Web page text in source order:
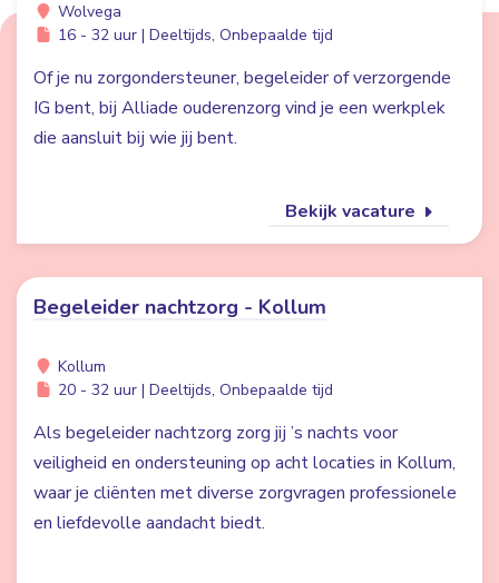
Wolvega
16 - 32 uur | Deeltijds, Onbepaalde tijd
Of je nu zorgondersteuner, begeleider of verzorgende
IG bent, bij Alliade ouderenzorg vind je een werkplek
die aansluit bij wie jij bent.
Bekijk vacature
Begeleider nachtzorg - Kollum
Kollum
20 - 32 uur | Deeltijds, Onbepaalde tijd
Als begeleider nachtzorg zorg jij ’s nachts voor
veiligheid en ondersteuning op acht locaties in Kollum,
waar je cliënten met diverse zorgvragen professionele
en liefdevolle aandacht biedt.